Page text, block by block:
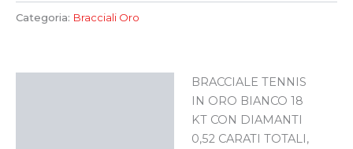
Categoria: Bracciali Oro
BRACCIALE TENNIS
IN ORO BIANCO 18
KT CON DIAMANTI
0,52 CARATI TOTALI,